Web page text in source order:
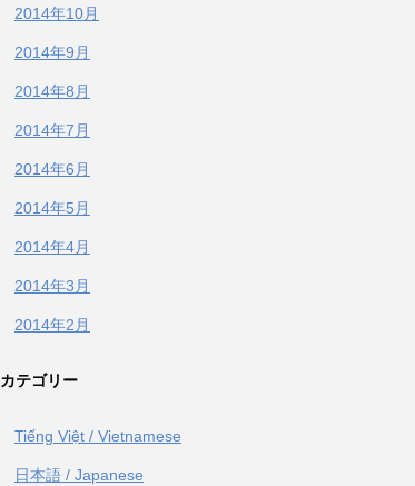
2014年10月
2014年9月
2014年8月
2014年7月
2014年6月
2014年5月
2014年4月
2014年3月
2014年2月
カテゴリー
Tiếng Việt / Vietnamese
日本語 / Japanese